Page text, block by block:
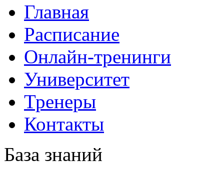
Главная
Расписание
Онлайн-тренинги
Университет
Тренеры
Контакты
База знаний